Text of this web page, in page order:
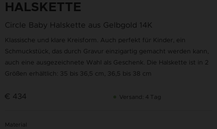
HALSKETTE
Circle Baby Halskette aus Gelbgold 14K
Klassische und klare Kreisform. Auch perfekt für Kinder, ein
Schmuckstück, das durch Gravur einzigartig gemacht werden kann,
auch eine ausgezeichnete Wahl als Geschenk. Die Halskette ist in 2
Größen erhältlich: 35 bis 36,5 cm, 36,5 bis 38 cm
€ 434 Versand: 4 Tag
Material